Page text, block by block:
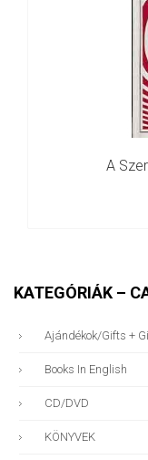
A
KATEGÓRIÁK –
Ajándékok/gifts +
Books In English
CD/DVD
KÖNYVEK